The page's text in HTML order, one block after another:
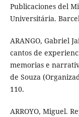
Publicaciones del
Universitária.
ARANGO, Gabriel
cantos de
memorias e
de Souza
110.
ARROYO, Miguel.